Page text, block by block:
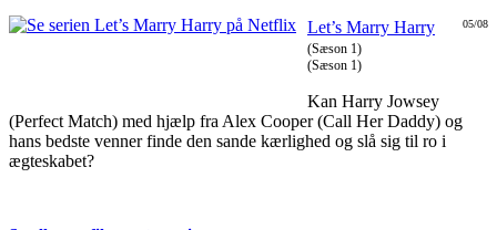
05/08
Let’s Marry Harry
(Sæson 1)
(Sæson 1)
Kan Harry Jowsey
(Perfect Match) med hjælp fra Alex Cooper (Call Her Daddy) og
hans bedste venner finde den sande kærlighed og slå sig til ro i
ægteskabet?